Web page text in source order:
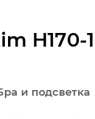
H170-1
и подсветка